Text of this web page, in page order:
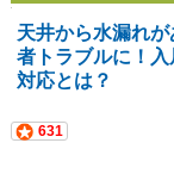
天井から水漏れ
者トラブルに！
対応とは？
631